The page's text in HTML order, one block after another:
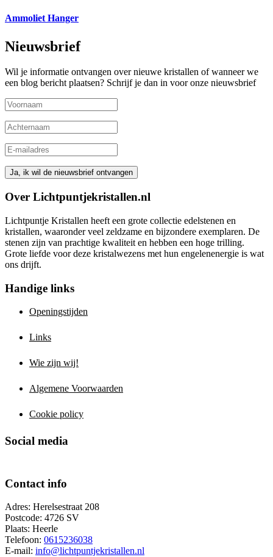
Ammoliet Hanger
Nieuwsbrief
Wil je informatie ontvangen over nieuwe kristallen of wanneer we
een blog bericht plaatsen? Schrijf je dan in voor onze nieuwsbrief
Over Lichtpuntjekristallen.nl
Lichtpuntje Kristallen heeft een grote collectie edelstenen en
kristallen, waaronder veel zeldzame en bijzondere exemplaren. De
stenen zijn van prachtige kwaliteit en hebben een hoge trilling.
Grote liefde voor deze kristalwezens met hun engelenenergie is wat
ons drijft.
Handige links
Openingstijden
Links
Wie zijn wij!
Algemene Voorwaarden
Cookie policy
Social media
Contact info
Adres: Herelsestraat 208
Postcode: 4726 SV
Plaats: Heerle
Telefoon: 0615236038
E-mail: info@lichtpuntjekristallen.nl